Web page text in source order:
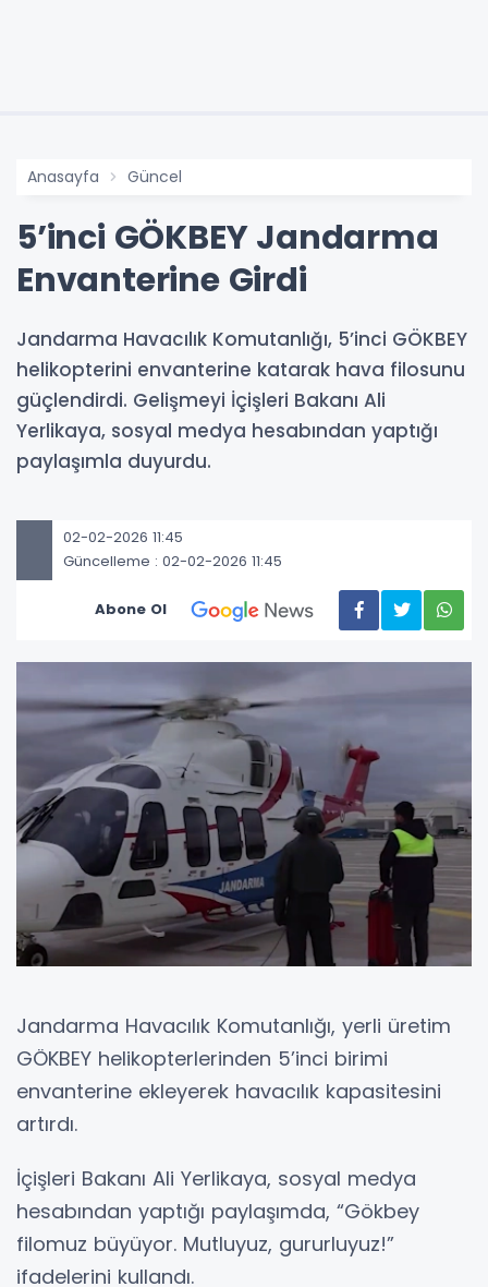
Anasayfa Güncel
5’inci GÖKBEY Jandarma
Envanterine Girdi
Jandarma Havacılık Komutanlığı, 5’inci GÖKBEY
helikopterini envanterine katarak hava filosunu
güçlendirdi. Gelişmeyi İçişleri Bakanı Ali
Yerlikaya, sosyal medya hesabından yaptığı
paylaşımla duyurdu.
02-02-2026 11:45
Güncelleme : 02-02-2026 11:45
Abone Ol
Jandarma Havacılık Komutanlığı, yerli üretim
GÖKBEY helikopterlerinden 5’inci birimi
envanterine ekleyerek havacılık kapasitesini
artırdı.
İçişleri Bakanı Ali Yerlikaya, sosyal medya
hesabından yaptığı paylaşımda, “Gökbey
filomuz büyüyor. Mutluyuz, gururluyuz!”
ifadelerini kullandı.